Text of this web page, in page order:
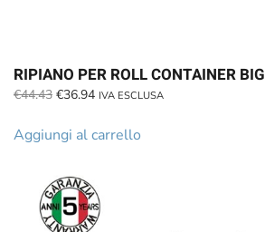
RIPIANO PER ROLL CONTAINER BIG
€44.43 Il
originale
€36.94Il
attuale
IVA ESCLUSA
Aggiungi al carrello